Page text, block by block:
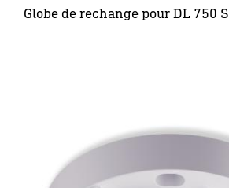
Globe de rechange pour DL 750 S